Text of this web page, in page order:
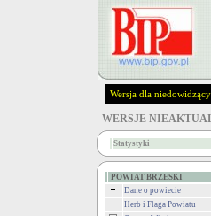
Wersja dla
WERSJE
Statystyki
POWIAT BRZESKI
Dane o powiecie
Herb i Flaga Powiatu